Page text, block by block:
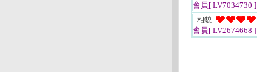
會員[ LV7034730 ]
相貌
會員[ LV2674668 ]